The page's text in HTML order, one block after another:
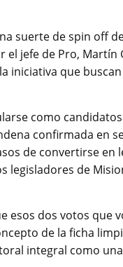
suerte de spin off
el jefe de Pro,
que
como
confirmada en
de convertirse en
legisladores de
esos dos votos
de la ficha
integral como